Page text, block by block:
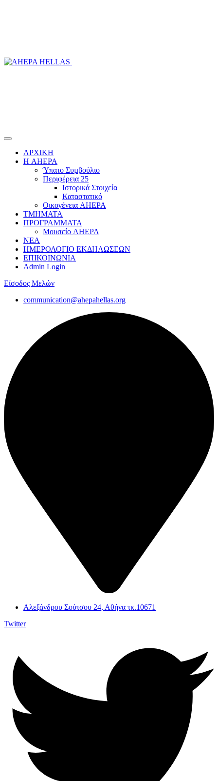
ΑΡΧΙΚΗ
Η AHEPA
Ύπατο Συµβούλιο
Περιφέρεια 25
Ιστορικά Στοιχεία
Καταστατικό
Οικογένεια AHEPA
ΤΜΗΜΑΤΑ
ΠΡΟΓΡΑΜΜΑΤΑ
Μουσείο AHEPA
ΝΕΑ
ΗΜΕΡΟΛΟΓΙΟ ΕΚΔΗΛΩΣΕΩΝ
ΕΠΙΚΟΙΝΩΝΙΑ
Admin Login
Είσοδος Μελών
communication@ahepahellas.org
Αλεξάνδρου Σούτσου 24, Αθήνα τκ.10671
Twitter